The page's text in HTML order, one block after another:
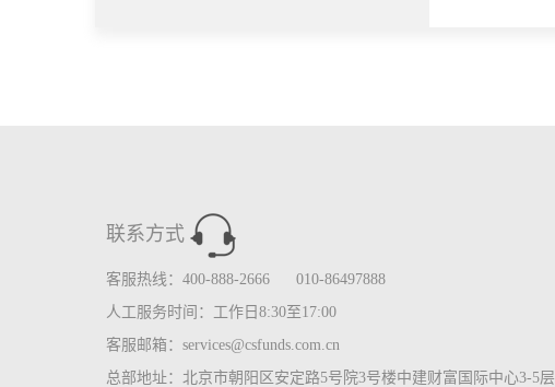
联系方式
客服热线：400-888-2666 010-86497888
人工服务时间：工作日8:30至17:00
客服邮箱：services@csfunds.com.cn
总部地址：北京市朝阳区安定路5号院3号楼中建财富国际中心3-5层